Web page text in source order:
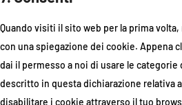
Quando visiti il sito web per la prima
con una spiegazione dei cookie. Appena
dai il permesso a noi di usare le
descritto in questa dichiarazione relativa
disabilitare i cookie attraverso il tuo